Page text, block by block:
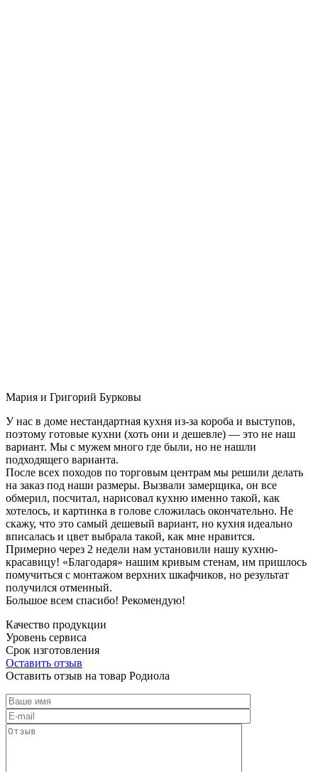
Мария и Григорий Бурковы
У нас в доме нестандартная кухня из-за короба и выступов,
поэтому готовые кухни (хоть они и дешевле) — это не наш
вариант. Мы с мужем много где были, но не нашли
подходящего варианта.
После всех походов по торговым центрам мы решили делать
на заказ под наши размеры. Вызвали замерщика, он все
обмерил, посчитал, нарисовал кухню именно такой, как
хотелось, и картинка в голове сложилась окончательно. Не
скажу, что это самый дешевый вариант, но кухня идеально
вписалась и цвет выбрала такой, как мне нравится.
Примерно через 2 недели нам установили нашу кухню-
красавицу! «Благодаря» нашим кривым стенам, им пришлось
помучиться с монтажом верхних шкафчиков, но результат
получился отменный.
Большое всем спасибо! Рекомендую!
Качество продукции
Уровень сервиса
Срок изготовления
Оставить отзыв
Оставить отзыв на товар Родиола